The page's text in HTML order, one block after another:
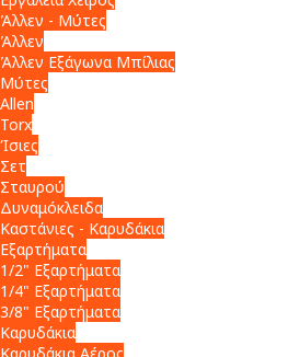
Άλλεν - Μύτες
Άλλεν
Άλλεν Εξάγωνα Μπίλιας
Μύτες
Allen
Torx
Ίσιες
Σετ
Σταυρού
Δυναμόκλειδα
Καστάνιες - Καρυδάκια
Εξαρτήματα
1/2" Εξαρτήματα
1/4" Εξαρτήματα
3/8" Εξαρτήματα
Καρυδάκια